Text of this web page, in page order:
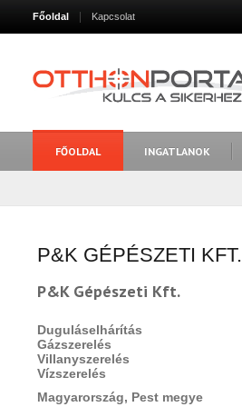
Főoldal Kapcsolat
FŐOLDAL INGATLANOK
P&K GÉPÉSZETI KFT.
P&K Gépészeti Kft.
Duguláselhárítás
Gázszerelés
Villanyszerelés
Vízszerelés
Magyarország, Pest megye